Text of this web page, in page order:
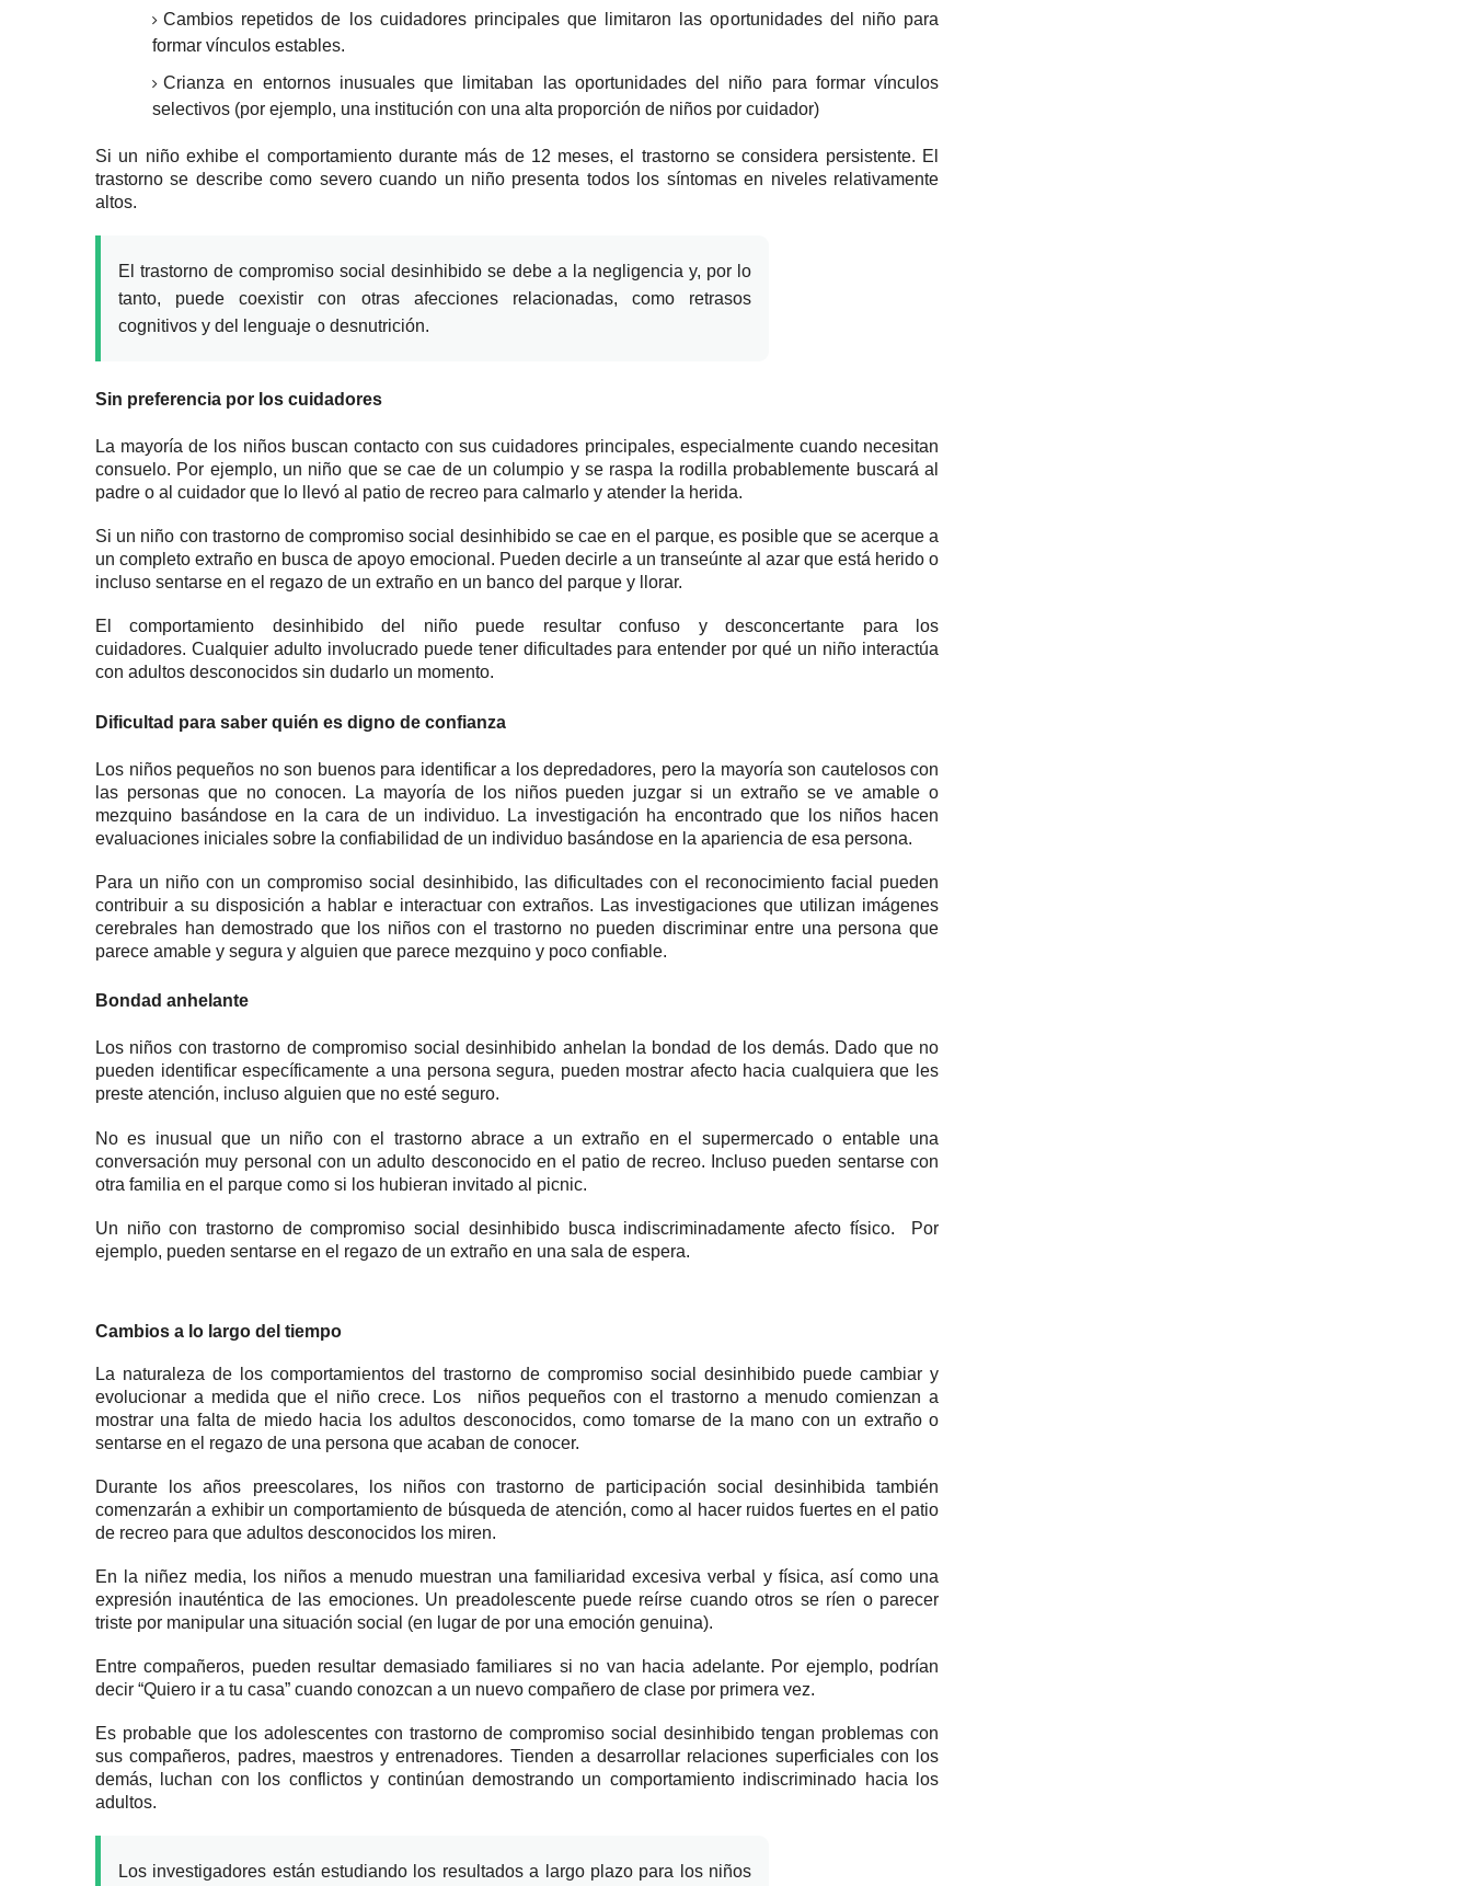
Cambios repetidos de los cuidadores principales que limitaron las oportunidades del niño para
formar vínculos estables.
Crianza en entornos inusuales que limitaban las oportunidades del niño para formar vínculos
selectivos (por ejemplo, una institución con una alta proporción de niños por cuidador)
Si un niño exhibe el comportamiento durante más de 12 meses, el trastorno se considera persistente. El
trastorno se describe como severo cuando un niño presenta todos los síntomas en niveles relativamente
altos.
El trastorno de compromiso social desinhibido se debe a la negligencia y, por lo
tanto, puede coexistir con otras afecciones relacionadas, como retrasos
cognitivos y del lenguaje o desnutrición.
Sin preferencia por los cuidadores
La mayoría de los niños buscan contacto con sus cuidadores principales, especialmente cuando necesitan
consuelo. Por ejemplo, un niño que se cae de un columpio y se raspa la rodilla probablemente buscará al
padre o al cuidador que lo llevó al patio de recreo para calmarlo y atender la herida.
Si un niño con trastorno de compromiso social desinhibido se cae en el parque, es posible que se acerque a
un completo extraño en busca de apoyo emocional. Pueden decirle a un transeúnte al azar que está herido o
incluso sentarse en el regazo de un extraño en un banco del parque y llorar.
El comportamiento desinhibido del niño puede resultar confuso y desconcertante para los
cuidadores. Cualquier adulto involucrado puede tener dificultades para entender por qué un niño interactúa
con adultos desconocidos sin dudarlo un momento.
Dificultad para saber quién es digno de confianza
Los niños pequeños no son buenos para identificar a los depredadores, pero la mayoría son cautelosos con
las personas que no conocen.
La mayoría de los niños pueden juzgar si un extraño se ve amable o
mezquino basándose en la cara de un individuo.
La investigación ha encontrado que los niños hacen
evaluaciones iniciales sobre la confiabilidad de un individuo basándose en la apariencia de esa persona.
Para un niño con un compromiso social desinhibido, las dificultades con el reconocimiento facial pueden
contribuir a su disposición a hablar e interactuar con extraños. Las investigaciones que utilizan imágenes
cerebrales han demostrado que los niños con el trastorno no pueden discriminar entre una persona que
parece amable y segura y alguien que parece mezquino y poco confiable.
Bondad anhelante
Los niños con trastorno de compromiso social desinhibido anhelan la bondad de los demás. Dado que no
pueden identificar específicamente a una persona segura, pueden mostrar afecto hacia cualquiera que les
preste atención, incluso alguien que no esté seguro.
No es inusual que un niño con el trastorno abrace a un extraño en el supermercado o entable una
conversación muy personal con un adulto desconocido en el patio de recreo.
Incluso pueden sentarse con
otra familia en el parque como si los hubieran invitado al picnic.
Un niño con trastorno de compromiso social desinhibido busca indiscriminadamente afecto físico.
Por
ejemplo, pueden sentarse en el regazo de un extraño en una sala de espera.
Cambios a lo largo del tiempo
La naturaleza de los comportamientos del trastorno de compromiso social desinhibido puede cambiar y
evolucionar a medida que el niño crece. Los niños pequeños con el trastorno a menudo comienzan a
mostrar una falta de miedo hacia los adultos desconocidos, como tomarse de la mano con un extraño o
sentarse en el regazo de una persona que acaban de conocer.
Durante los años preescolares, los niños con trastorno de participación social desinhibida también
comenzarán a exhibir un comportamiento de búsqueda de atención, como al hacer ruidos fuertes en el patio
de recreo para que adultos desconocidos los miren.
En la niñez media, los niños a menudo muestran una familiaridad excesiva verbal y física, así como una
expresión inauténtica de las emociones. Un preadolescente puede reírse cuando otros se ríen o parecer
triste por manipular una situación social (en lugar de por una emoción genuina).
Entre compañeros, pueden resultar demasiado familiares si no van hacia adelante. Por ejemplo, podrían
decir “Quiero ir a tu casa” cuando conozcan a un nuevo compañero de clase por primera vez.
Es probable que los adolescentes con trastorno de compromiso social desinhibido tengan problemas con
sus compañeros, padres, maestros y entrenadores. Tienden a desarrollar relaciones superficiales con los
demás, luchan con los conflictos y continúan demostrando un comportamiento indiscriminado hacia los
adultos.
Los investigadores están estudiando los resultados a largo plazo para los niños